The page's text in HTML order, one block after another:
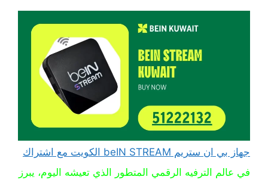
جهاز بي ان ستريم beIN STREAM الكويت مع اشتراك
في عالم الترفيه الرقمي المتطور الذي تعيشه اليوم، يبرز